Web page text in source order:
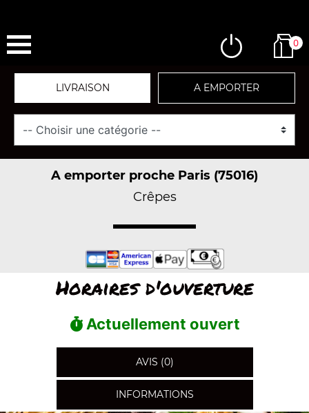
0
LIVRAISON A EMPORTER
A emporter proche Paris (75016)
Crêpes
Horaires d'ouverture
Actuellement ouvert
AVIS (0)
INFORMATIONS